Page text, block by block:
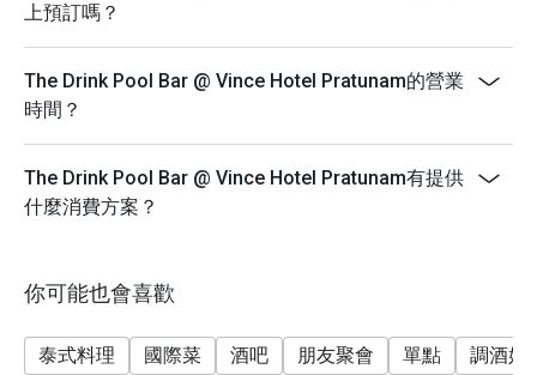
上預訂嗎？
The Drink Pool Bar @ Vince Hotel Pratunam的營業
時間？
The Drink Pool Bar @ Vince Hotel Pratunam有提供
什麼消費方案？
你可能也會喜歡
泰式料理 國際菜 酒吧 朋友聚會 單點 調酒好